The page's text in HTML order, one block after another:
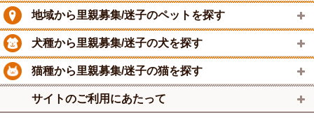
地域から里親募集/迷子のペットを探す
犬種から里親募集/迷子の犬を探す
猫種から里親募集/迷子の猫を探す
サイトのご利用にあたって